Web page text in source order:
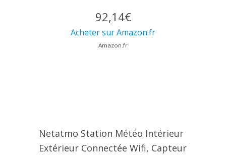
92,14€
Acheter sur Amazon.fr
Amazon.fr
Netatmo Station Météo Intérieur
Extérieur Connectée Wifi, Capteur